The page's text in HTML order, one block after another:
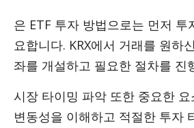
은 ETF 투자 방법으로는 먼저 투
요합니다. KRX에서 거래를 원하
좌를 개설하고 필요한 절차를 진
시장 타이밍 파악 또한 중요한
변동성을 이해하고 적절한 투자